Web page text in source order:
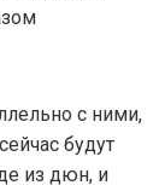
с ними,
будут
из дюн, и